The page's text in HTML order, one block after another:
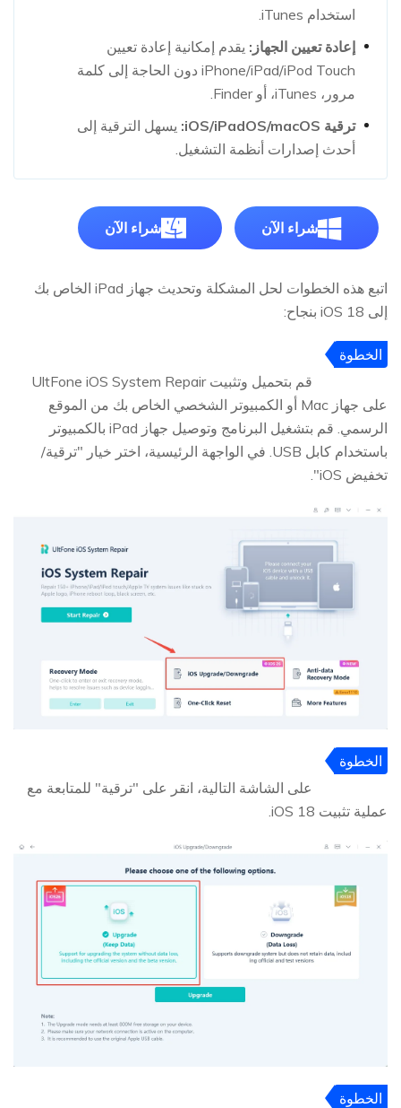
استخدام iTunes.
إعادة تعيين الجهاز: يقدم إمكانية إعادة تعيين
iPhone/iPad/iPod Touch دون الحاجة إلى كلمة
مرور، iTunes، أو Finder.
ترقية iOS/iPadOS/macOS:
يسهل الترقية إلى
أحدث إصدارات أنظمة التشغيل.
شراء الآن شراء الآن
اتبع هذه الخطوات لحل المشكلة وتحديث جهاز iPad الخاص بك
إلى iOS 18 بنجاح:
الخطوة
قم بتحميل وتثبيت UltFone iOS System Repair
على جهاز Mac أو الكمبيوتر الشخصي الخاص بك من الموقع
الرسمي. قم بتشغيل البرنامج وتوصيل جهاز iPad بالكمبيوتر
باستخدام كابل USB. في الواجهة الرئيسية، اختر خيار "ترقية/
تخفيض iOS".
الخطوة
على الشاشة التالية، انقر على "ترقية" للمتابعة مع
عملية تثبيت iOS 18.
الخطوة